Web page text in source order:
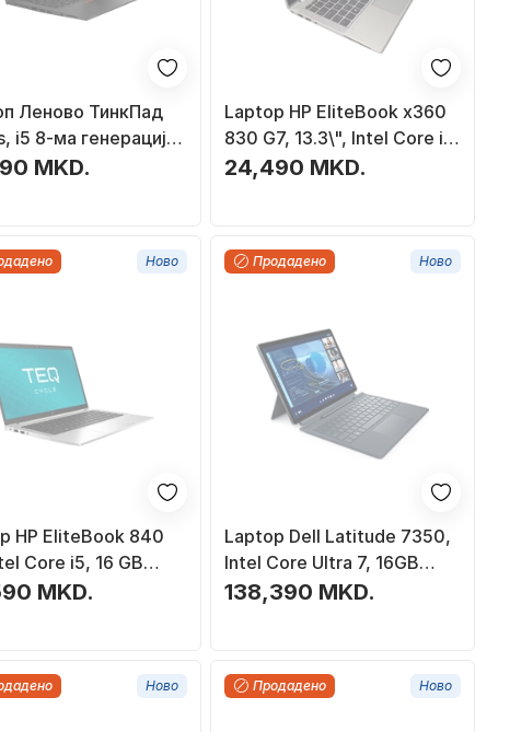
Леново ТинкПад
i5 8-ма генерација,
512GB SSD, 14\"
MKD.
Laptop HP EliteBook x360
830 G7, 13.3\", Intel Core i5,
8GB RAM, SSD 256GB, сива
24,490 MKD.
Ново
HP EliteBook 840
Core i5, 16 GB
FHD, сребрен
MKD.
Продадено Ново
Laptop Dell Latitude 7350,
Intel Core Ultra 7, 16GB
RAM, 512GB SSD
138,390 MKD.
Ново Продадено Ново